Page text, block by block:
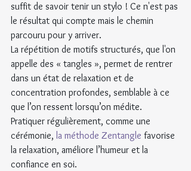
suffit de savoir tenir un stylo ! Ce n'est pas
le résultat qui compte mais le chemin
parcouru pour y arriver.
La répétition de motifs structurés, que l'on
appelle des « tangles », permet de rentrer
dans un état de relaxation et de
concentration profondes, semblable à ce
que l’on ressent lorsqu’on médite.
Pratiquer régulièrement, comme une
cérémonie, la méthode Zentangle favorise
la relaxation, améliore l’humeur et la
confiance en soi.